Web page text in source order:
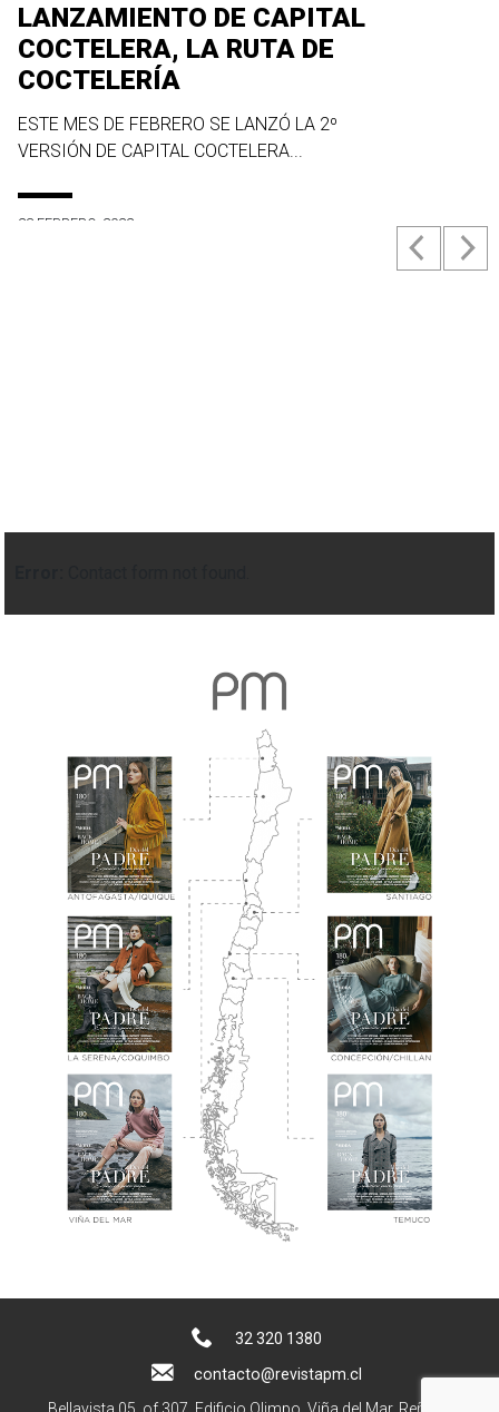
LANZAMIENTO DE CAPITAL
COCTELERA, LA RUTA DE
COCTELERÍA
ESTE MES DE FEBRERO SE LANZÓ LA 2º
VERSIÓN DE CAPITAL COCTELERA...
23 FEBRERO, 2022
32 320 1380
contacto@revistapm.cl